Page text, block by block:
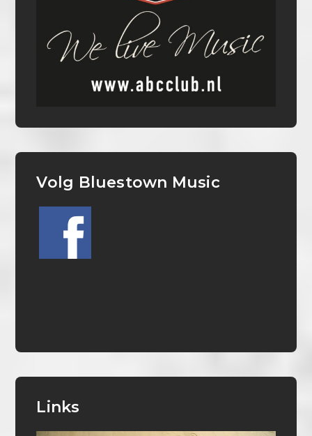
Volg Bluestown Music
Links